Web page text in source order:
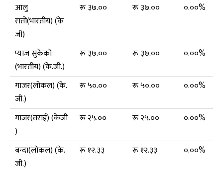
आलु
रातो(भारतीय) (के
जी)
रू ३७.०० रू ३७.०० ०.००%
प्याज सुकेको
(भारतीय) (के.जी.)
रू ३७.०० रू ३७.०० ०.००%
गाजर(लोकल) (के.
जी.)
रू ५०.०० रू ५०.०० ०.००%
गाजर(तराई) (केजी
)
रू २५.०० रू २५.०० ०.००%
बन्दा(लोकल) (के.
जी.)
रू १२.३३ रू १२.३३ ०.००%